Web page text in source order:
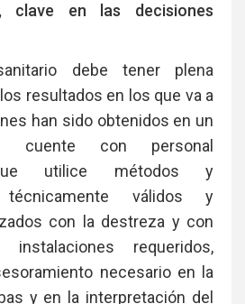
clave en las decisiones
debe tener plena
resultados en los que va a
han sido obtenidos en un
cuente con personal
utilice métodos y
técnicamente válidos y
con la destreza y con
requeridos,
necesario en la
y en la interpretación del